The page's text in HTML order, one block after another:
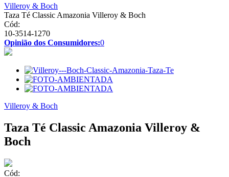
Villeroy & Boch
Taza Té Classic Amazonia Villeroy & Boch
Cód:
10-3514-1270
Opinião dos Consumidores:0
Villeroy & Boch
Taza Té Classic Amazonia Villeroy &
Boch
Cód: